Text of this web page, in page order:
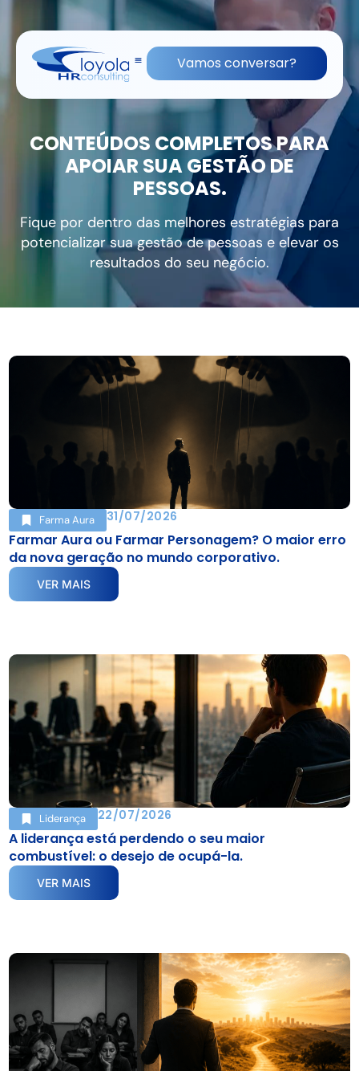
(11) 91836-0813 contato@lhrc.com.br
Vamos conversar?
CONTEÚDOS COMPLETOS PARA
APOIAR SUA GESTÃO DE
PESSOAS.
Fique por dentro das melhores estratégias para
potencializar sua gestão de pessoas e elevar os
resultados do seu negócio.
Farma Aura 31/07/2026
Farmar Aura ou Farmar Personagem? O maior erro
da nova geração no mundo corporativo.
VER MAIS
Liderança 22/07/2026
A liderança está perdendo o seu maior
combustível: o desejo de ocupá-la.
VER MAIS